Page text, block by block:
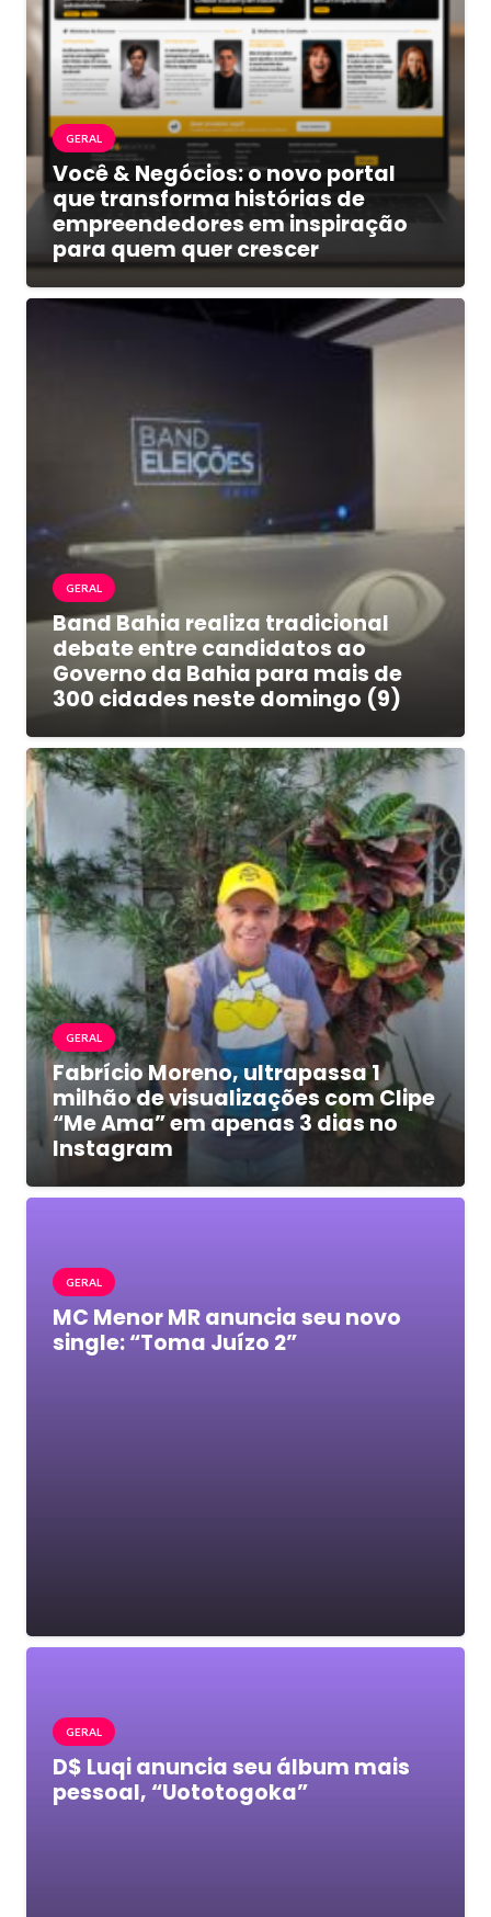
GERAL
Você & Negócios: o novo portal
que transforma histórias de
empreendedores em inspiração
para quem quer crescer
GERAL
Band Bahia realiza tradicional
debate entre candidatos ao
Governo da Bahia para mais de
300 cidades neste domingo (9)
GERAL
Fabrício Moreno, ultrapassa 1
milhão de visualizações com Clipe
“Me Ama” em apenas 3 dias no
Instagram
GERAL
MC Menor MR anuncia seu novo
single: “Toma Juízo 2”
GERAL
D$ Luqi anuncia seu álbum mais
pessoal, “Uototogoka”